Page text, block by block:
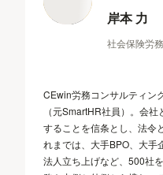
岸本 力
社会保険労
CEwin労務コンサルティン
（元SmartHR社員）。会
することを信条とし、法令
れまでは、大手BPO、大手
法人立ち上げなど、500社